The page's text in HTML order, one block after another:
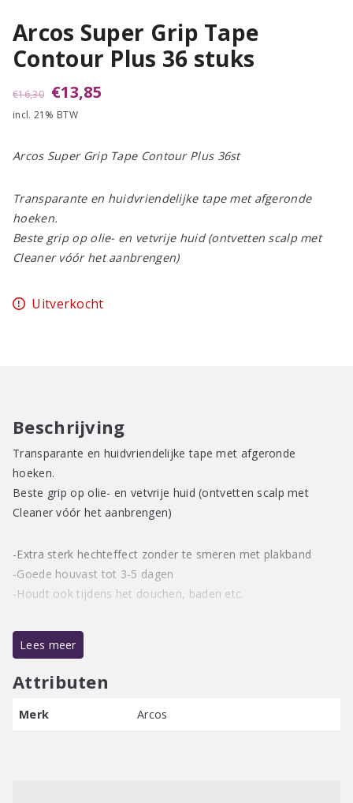
Arcos Super Grip Tape
Contour Plus 36 stuks
€16,30 Oorspronkelijke
prijs
was:
€13,85Huidige
is:
incl. 21% BTW
Arcos Super Grip Tape Contour Plus 36st
Transparante en huidvriendelijke tape met afgeronde
hoeken.
Beste grip op olie- en vetvrije huid (ontvetten scalp met
Cleaner vóór het aanbrengen)
Uitverkocht
Beschrijving
Transparante en huidvriendelijke tape met afgeronde
hoeken.
Beste grip op olie- en vetvrije huid (ontvetten scalp met
Cleaner vóór het aanbrengen)
-Extra sterk hechteffect zonder te smeren met plakband
-Goede houvast tot 3-5 dagen
-Houdt ook tijdens het douchen, baden etc.
Materiaal:transparante zelfklevende film, plakstrips,
plakband, toupeerpleister met plakband
Lees meer
Attributen
Merk Arcos